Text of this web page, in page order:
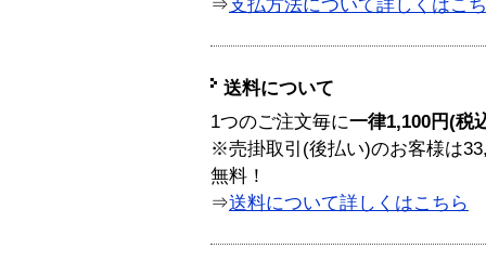
⇒支払方法について詳しくはこ
送料について
1つのご注文毎に一律1,100円(税
※売掛取引(後払い)のお客様は
無料！
⇒送料について詳しくはこちら